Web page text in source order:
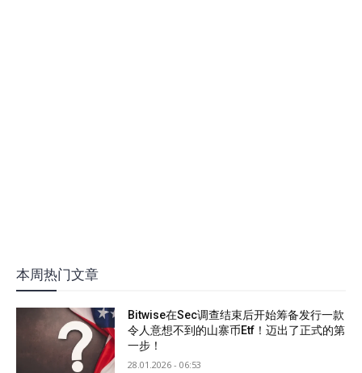
本周热门文章
Bitwise在Sec调查结束后开始筹备发行一款
令人意想不到的山寨币Etf！迈出了正式的第
一步！
28.01.2026 - 06:53